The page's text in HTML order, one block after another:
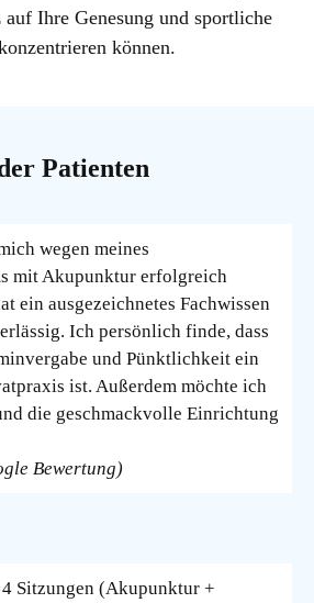
Ihre Genesung und sportliche
können.
Patienten
wegen meines
mit Akupunktur erfolgreich
ein ausgezeichnetes Fachwissen
Ich persönlich finde, dass
und Pünktlichkeit ein
ist. Außerdem möchte ich
die geschmackvolle Einrichtung
Bewertung)
Sitzungen (Akupunktur +